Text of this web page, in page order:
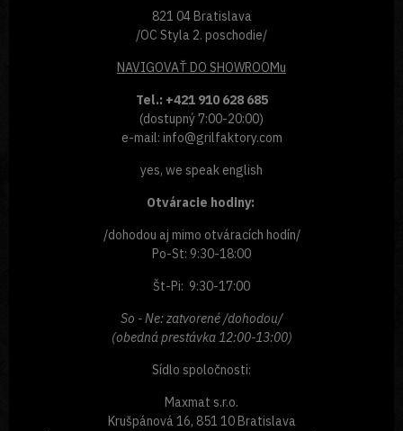
821 04 Bratislava
/OC Styla 2. poschodie/
NAVIGOVAŤDO SHOWROOMu
Tel.: +421 910 628 685
(dostupný 7:00-20:00)
e-mail: info@grilfaktory.com
yes, we speak english
Otváracie hodiny:
/dohodou aj mimo otváracích hodín/
Po-St: 9:30-18:00
Št-Pi: 9:30-17:00
So - Ne: zatvorené /dohodou/
(obedná prestávka 12:00-13:00)
Sídlo spoločnosti:
Maxmat s.r.o.
Krušpánová 16, 851 10 Bratislava